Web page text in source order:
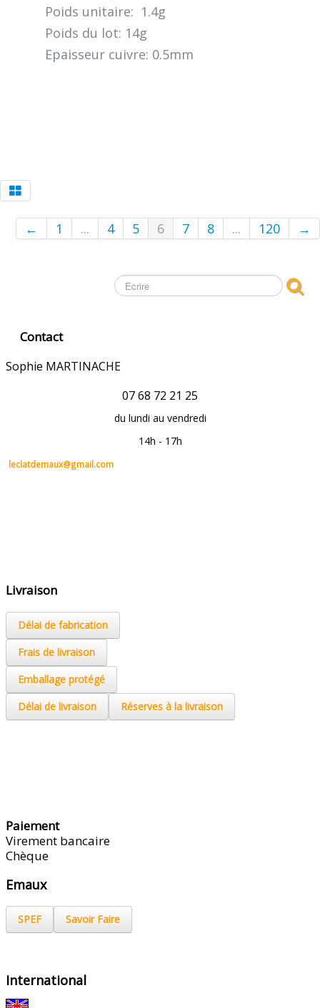
Poids unitaire: 1.4g
Poids du lot: 14g
Epaisseur cuivre: 0.5mm
← 1 ... 4 5 6 7 8 ... 120 →
Contact
Sophie MARTINACHE
07 68 72 21 25
du lundi au vendredi
14h - 17h
leclatdemaux@gmail.com
Livraison
Délai de fabrication
Frais de livraison
Emballage protégé
Délai de livraison
Réserves à la livraison
Paiement
Virement bancaire
Chèque
Emaux
SPEF Savoir Faire
International